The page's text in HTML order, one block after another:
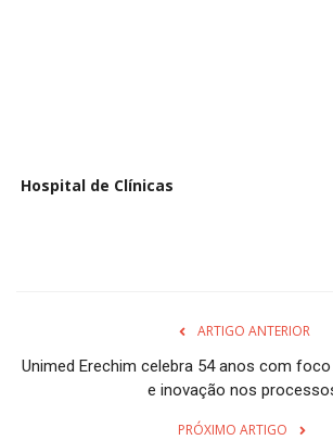
Hospital de Clínicas
ARTIGO ANTERIOR
Unimed Erechim celebra 54 anos com
e inovação nos
PRÓXIMO ARTIGO